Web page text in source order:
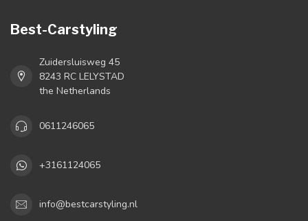
Best-Carstyling
Zuidersluisweg 45
8243 RC LELYSTAD
the Netherlands
0611246065
+3161124065
info@bestcarstyling.nl